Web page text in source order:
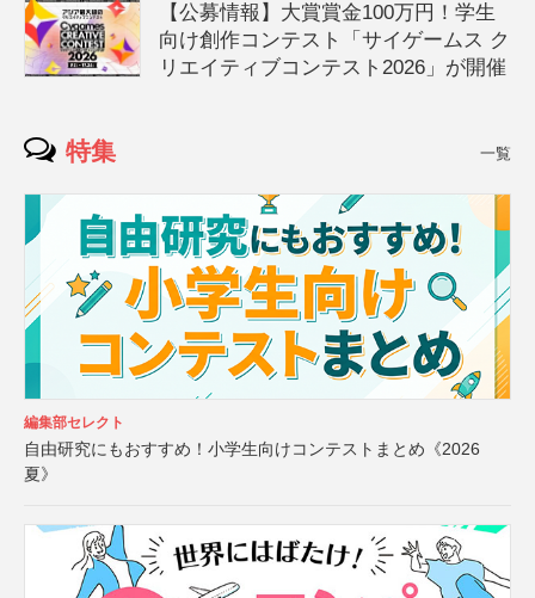
【公募情報】大賞賞金100万円！学生
向け創作コンテスト「サイゲームス ク
リエイティブコンテスト2026」が開催
特集 一覧
編集部セレクト
自由研究にもおすすめ！小学生向けコンテストまとめ《2026
夏》